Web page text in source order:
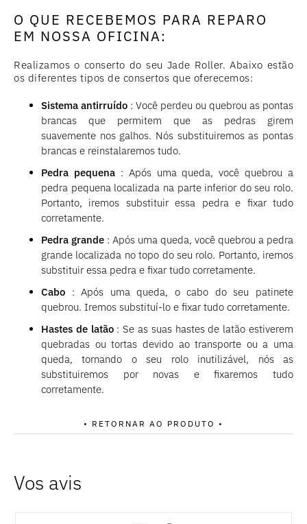
O QUE RECEBEMOS PARA REPARO
EM NOSSA OFICINA:
Realizamos o conserto do seu Jade Roller. Abaixo estão
os diferentes tipos de consertos que oferecemos:
Sistema antirruído : Você perdeu ou quebrou as pontas
brancas que permitem que as pedras girem
suavemente nos galhos. Nós substituiremos as pontas
brancas e reinstalaremos tudo.
Pedra pequena: Após uma queda, você quebrou a
pedra pequena localizada na parte inferior do seu rolo.
Portanto, iremos substituir essa pedra e fixar tudo
corretamente.
Pedra grande : Após uma queda, você quebrou a pedra
grande localizada no topo do seu rolo. Portanto, iremos
substituir essa pedra e fixar tudo corretamente.
Cabo : Após uma queda, o cabo do seu patinete
quebrou. Iremos substituí-lo e fixar tudo corretamente.
Hastes de latão: Se as suas hastes de latão estiverem
quebradas ou tortas devido ao transporte ou a uma
queda, tornando o seu rolo inutilizável, nós as
substituiremos por novas e fixaremos tudo
corretamente.
• RETORNAR AO PRODUTO •